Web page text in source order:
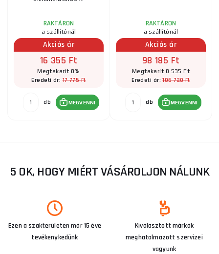
RAKTÁRON
a szállítónál
Akciós ár
16 355 Ft
Megtakarít 8%
Eredeti ár:17 775 Ft
db MEGVENNI
RAKTÁRON
a szállítónál
Akciós ár
98 185 Ft
Megtakarít 8 535 Ft
Eredeti ár:106 720 Ft
db MEGVENNI
5 OK, HOGY MIÉRT VÁSÁROLJON NÁLUNK
Ezen a szakterületen már 15 éve
tevékenykedünk
Kiválasztott márkák
meghatalmazott szervizei
vagyunk